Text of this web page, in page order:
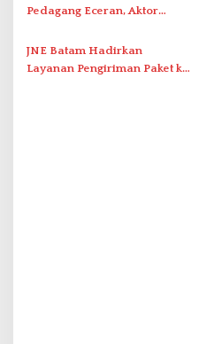
Pedagang Eceran, Aktor
Tersentuh?
JNE Batam Hadirkan
Layanan Pengiriman Paket ke